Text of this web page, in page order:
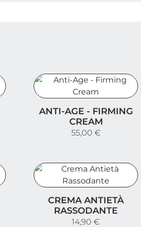
ANTI-AGE - FIRMING
CREAM
55,00 €
CREMA ANTIETÀ
RASSODANTE
14,90 €